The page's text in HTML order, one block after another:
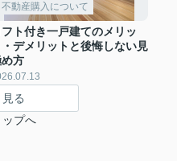
不動産購入について
フト付き一戸建てのメリッ
・デメリットと後悔しない見
方
る
ップへ